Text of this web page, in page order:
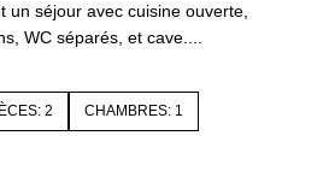
un séjour avec cuisine ouverte,
WC séparés, et cave....
2 CHAMBRES: 1